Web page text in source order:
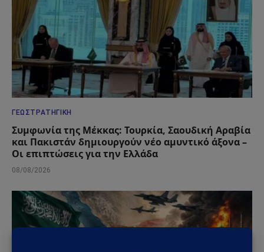
ΓΕΩΣΤΡΑΤΗΓΙΚΉ
Συμφωνία της Μέκκας: Τουρκία, Σαουδική Αραβία
και Πακιστάν δημιουργούν νέο αμυντικό άξονα –
Οι επιπτώσεις για την Ελλάδα
08/08/2026